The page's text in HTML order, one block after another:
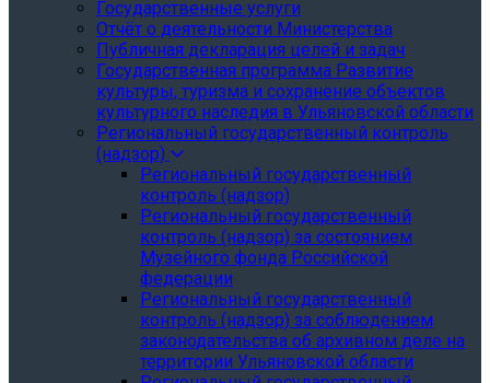
Государственные услуги
Отчёт о деятельности Министерства
Публичная декларация целей и задач
Государственная программа Развитие
культуры, туризма и сохранение объектов
культурного наследия в Ульяновской области
Региональный государственный контроль
(надзор)
Региональный государственный
контроль (надзор)
Региональный государственный
контроль (надзор) за состоянием
Музейного фонда Российской
федерации
Региональный государственный
контроль (надзор) за соблюдением
законодательства об архивном деле на
территории Ульяновской области